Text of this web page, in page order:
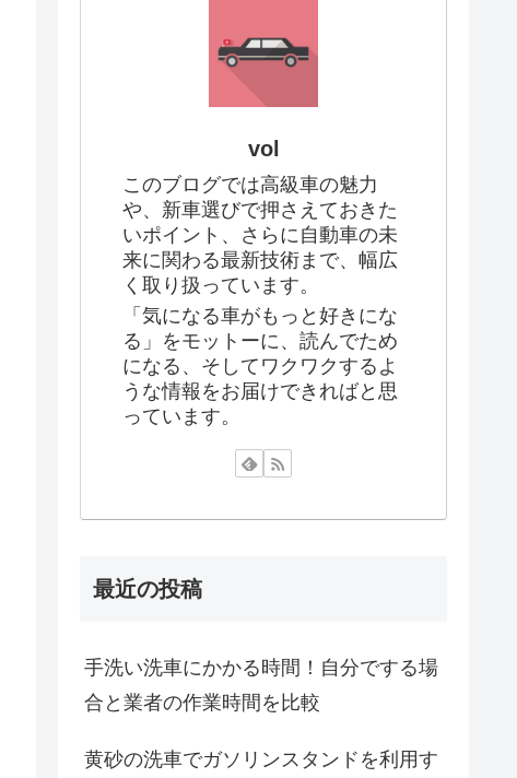
vol
このブログでは高級車の魅力
や、新車選びで押さえておきた
いポイント、さらに自動車の未
来に関わる最新技術まで、幅広
く取り扱っています。
「気になる車がもっと好きにな
る」をモットーに、読んでため
になる、そしてワクワクするよ
うな情報をお届けできればと思
っています。
最近の投稿
手洗い洗車にかかる時間！自分でする場
合と業者の作業時間を比較
黄砂の洗車でガソリンスタンドを利用す